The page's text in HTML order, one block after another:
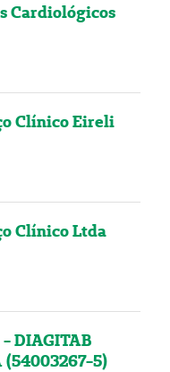
Cardiológicos
Clínico Eireli
Clínico Ltda
- DIAGITAB
(54003267-5)